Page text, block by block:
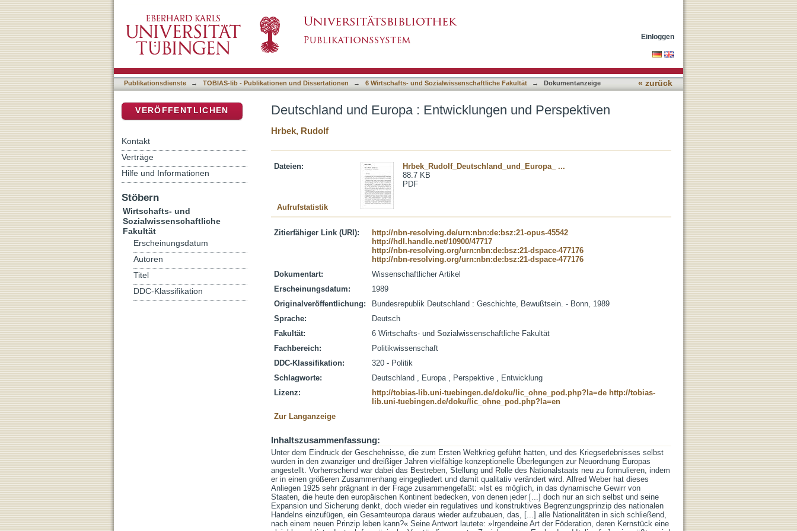
Einloggen
Publikationsdienste → TOBIAS-lib - Publikationen und Dissertationen → 6 Wirtschafts- und Sozialwissenschaftliche Fakultät → Dokumentanzeige « zurück
Deutschland und Europa : Entwicklungen und Perspektiven
Hrbek, Rudolf
Dateien:
Hrbek_Rudolf_Deutschland_und_Europa_ ...
88.7 KB
PDF
Aufrufstatistik
Zitierfähiger Link (URI):
http://nbn-resolving.de/urn:nbn:de:bsz:21-opus-45542
http://hdl.handle.net/10900/47717
http://nbn-resolving.org/urn:nbn:de:bsz:21-dspace-477176
http://nbn-resolving.org/urn:nbn:de:bsz:21-dspace-477176
Dokumentart:
Wissenschaftlicher Artikel
Erscheinungsdatum:
1989
Originalveröffentlichung:
Bundesrepublik Deutschland : Geschichte, Bewußtsein. - Bonn, 1989
Sprache:
Deutsch
Fakultät:
6 Wirtschafts- und Sozialwissenschaftliche Fakultät
Fachbereich:
Politikwissenschaft
DDC-Klassifikation:
320 - Politik
Schlagworte:
Deutschland , Europa , Perspektive , Entwicklung
Lizenz:
http://tobias-lib.uni-tuebingen.de/doku/lic_ohne_pod.php?la=de http://tobias-
lib.uni-tuebingen.de/doku/lic_ohne_pod.php?la=en
Zur Langanzeige
Inhaltszusammenfassung:
Unter dem Eindruck der Geschehnisse, die zum Ersten Weltkrieg geführt hatten, und des Kriegserlebnisses selbst
wurden in den zwanziger und dreißiger Jahren vielfältige konzeptionelle Überlegungen zur Neuordnung Europas
angestellt. Vorherrschend war dabei das Bestreben, Stellung und Rolle des Nationalstaats neu zu formulieren, indem
er in einen größeren Zusammenhang eingegliedert und damit qualitativ verändert wird. Alfred Weber hat dieses
Anliegen 1925 sehr prägnant in der Frage zusammengefaßt: »Ist es möglich, in das dynamische Gewirr von
Staaten, die heute den europäischen Kontinent bedecken, von denen jeder [...] doch nur an sich selbst und seine
Expansion und Sicherung denkt, doch wieder ein regulatives und konstruktives Begrenzungsprinzip des nationalen
Handelns einzufügen, ein Gesamteuropa daraus wieder aufzubauen, das, [...] alle Nationalitäten in sich schließend,
nach einem neuen Prinzip leben kann?« Seine Antwort lautete: »Irgendeine Art der Föderation, deren Kernstück eine
VERÖFFENTLICHEN
Kontakt
Verträge
Hilfe und Informationen
Stöbern
Wirtschafts- und
Sozialwissenschaftliche
Fakultät
Erscheinungsdatum
Autoren
Titel
DDC-Klassifikation